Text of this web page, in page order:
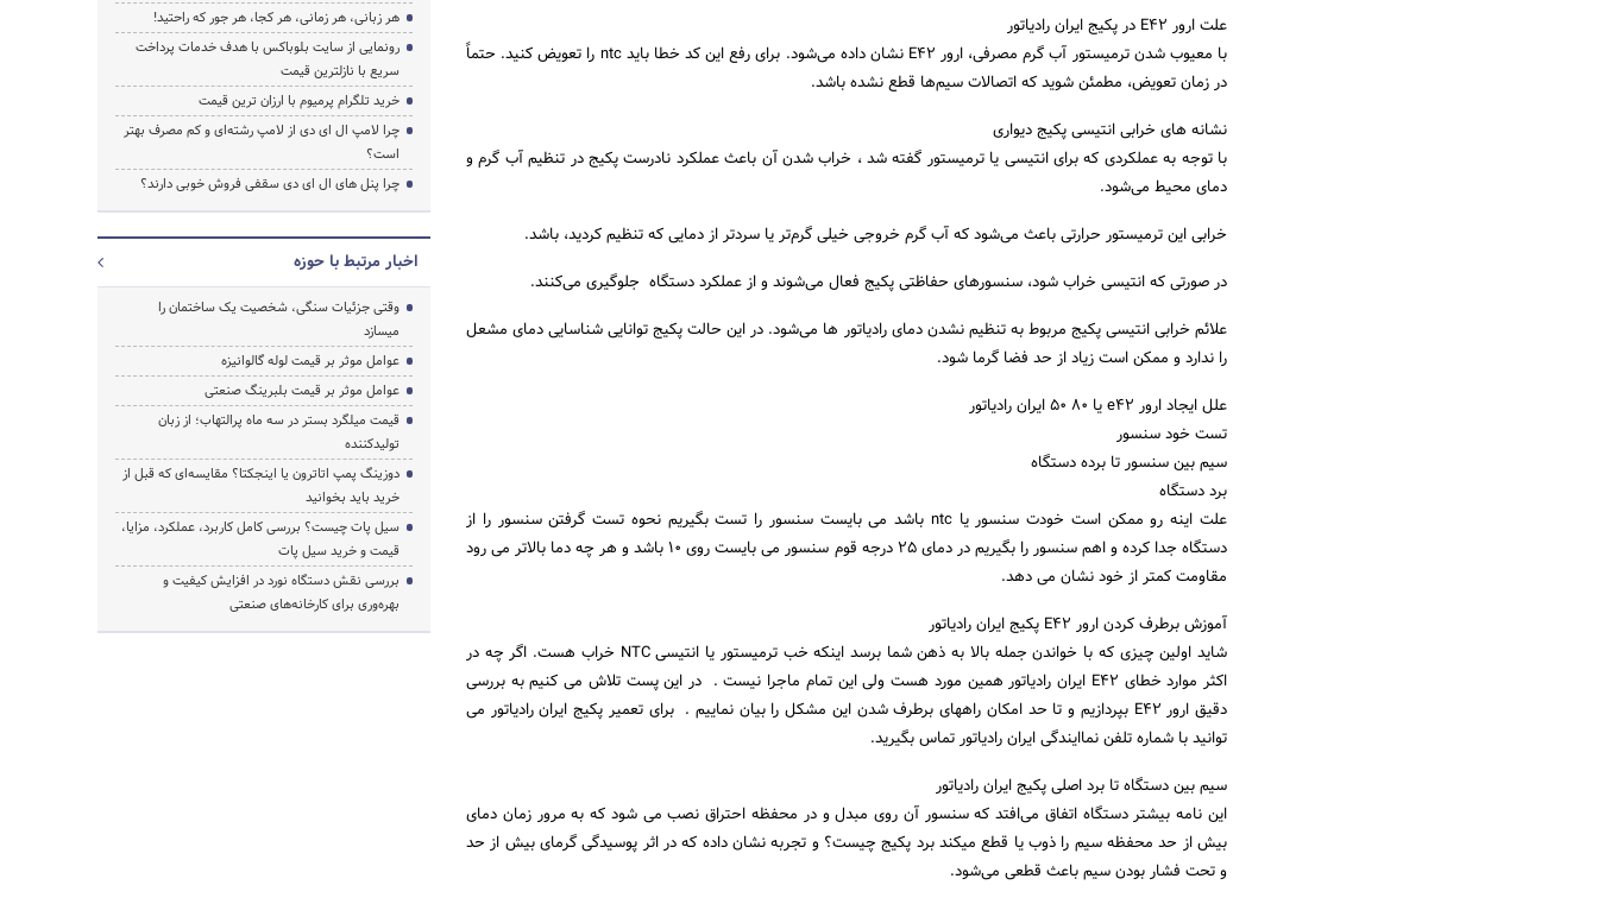
علت ارور E42 در پکیج ایران رادیاتور
با معیوب شدن ترمیستور آب گرم مصرفی، ارور E42 نشان داده می‌شود. برای رفع این کد خطا باید ntc را تعویض کنید. حتماً
در زمان تعویض، مطمئن شوید که اتصالات سیم‌ها قطع نشده باشد.
نشانه های خرابی انتیسی پکیج دیواری
با توجه به عملکردی که برای انتیسی یا ترمیستور گفته شد ، خراب شدن آن باعث عملکرد نادرست پکیج در تنظیم آب گرم و
دمای محیط می‌شود.
خرابی این ترمیستور حرارتی باعث می‌شود که آب گرم خروجی خیلی گرم‌تر یا سردتر از دمایی که تنظیم کردید، باشد.
در صورتی که انتیسی خراب شود، سنسورهای حفاظتی پکیج فعال می‌شوند و از عملکرد دستگاه جلوگیری می‌کنند.
علائم خرابی انتیسی پکیج مربوط به تنظیم نشدن دمای رادیاتور ها می‌شود. در این حالت پکیج توانایی شناسایی دمای مشعل
را ندارد و ممکن است زیاد از حد فضا گرما شود.
علل ایجاد ارور e42 یا ۸۰ ۵۰ ایران رادیاتور
تست خود سنسور
سیم بین سنسور تا برده دستگاه
برد دستگاه
علت اینه رو ممکن است خودت سنسور یا ntc باشد می بایست سنسور را تست بگیریم نحوه تست گرفتن سنسور را از
دستگاه جدا کرده و اهم سنسور را بگیریم در دمای ۲۵ درجه قوم سنسور می بایست روی ۱۰ باشد و هر چه دما بالاتر می رود
مقاومت کمتر از خود نشان می دهد.
آموزش برطرف کردن ارور E42 پکیج ایران رادیاتور
شاید اولین چیزی که با خواندن جمله بالا به ذهن شما برسد اینکه خب ترمیستور یا انتیسی NTC خراب هست. اگر چه در
اکثر موارد خطای E42 ایران رادیاتور همین مورد هست ولی این تمام ماجرا نیست . در این پست تلاش می کنیم به بررسی
دقیق ارور E42 بپردازیم و تا حد امکان راههای برطرف شدن این مشکل را بیان نماییم . برای تعمیر پکیج ایران رادیاتور می
توانید با شماره تلفن نماایندگی ایران رادیاتور تماس بگیرید.
سیم بین دستگاه تا برد اصلی پکیج ایران رادیاتور
این نامه بیشتر دستگاه اتفاق می‌افتد که سنسور آن روی مبدل و در محفظه احتراق نصب می شود که به مرور زمان دمای
بیش از حد محفظه سیم را ذوب یا قطع میکند برد پکیج چیست؟ و تجربه نشان داده که در اثر پوسیدگی گرمای بیش از حد
و تحت فشار بودن سیم باعث قطعی می‌شود.
هر زبانی، هر زمانی، هر کجا، هر جور که راحتید!
رونمایی از سایت بلوباکس با هدف خدمات پرداخت
سریع با نازلترین قیمت
خرید تلگرام پرمیوم با ارزان ترین قیمت
چرا لامپ ال ای دی از لامپ رشته‌ای و کم مصرف بهتر
است؟
چرا پنل های ال ای دی سقفی فروش خوبی دارند؟
اخبار مرتبط با حوزه
وقتی جزئیات سنگی، شخصیت یک ساختمان را
میسازد
عوامل موثر بر قیمت لوله گالوانیزه
عوامل موثر بر قیمت بلبرینگ صنعتی
قیمت میلگرد بستر در سه ماه پرالتهاب؛ از زبان
تولیدکننده
دوزینگ پمپ اتاترون یا اینجکتا؟ مقایسه‌ای که قبل از
خرید باید بخوانید
سیل پات چیست؟ بررسی کامل کاربرد، عملکرد، مزایا،
قیمت و خرید سیل پات
بررسی نقش دستگاه نورد در افزایش کیفیت و
بهره‌وری برای کارخانه‌های صنعتی